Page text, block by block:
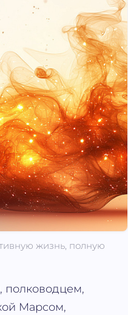
жизнь, полную
полководцем,
Марсом,